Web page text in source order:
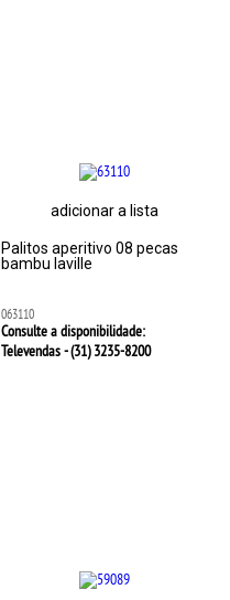
adicionar a lista
Palitos aperitivo 08 pecas
bambu laville
063110
Consulte a disponibilidade:
Televendas - (31)3235-8200